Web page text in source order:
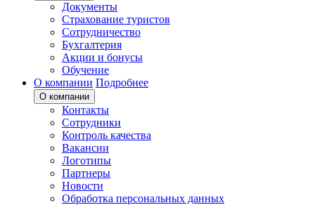
Документы
Страхование туристов
Сотрудничество
Бухгалтерия
Акции и бонусы
Обучение
О компании Подробнее
О компании
Контакты
Сотрудники
Контроль качества
Вакансии
Логотипы
Партнеры
Новости
Обработка персональных данных